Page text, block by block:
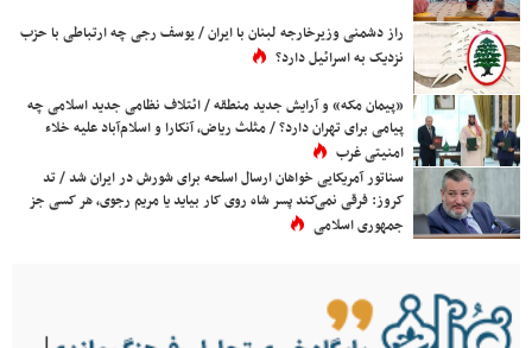
راز دشمنی وزیرخارجه لبنان با ایران / یوسف رجی چه ارتباطی با حزب
نزدیک به اسرائیل دارد؟
«پیمان مکه» و آرایش جدید منطقه / ائتلاف نظامی جدید اسلامی چه
پیامی برای تهران دارد؟ / مثلث ریاض، آنکارا و اسلام‌آباد علیه خلاء
امنیتی غرب
سناتور آمریکایی خواهان ارسال اسلحه برای شورش در ایران شد / تد
کروز: فرقی نمی‌کند پسر شاه روی کار بیاید یا مریم رجوی، هر کسی جز
جمهوری اسلامی